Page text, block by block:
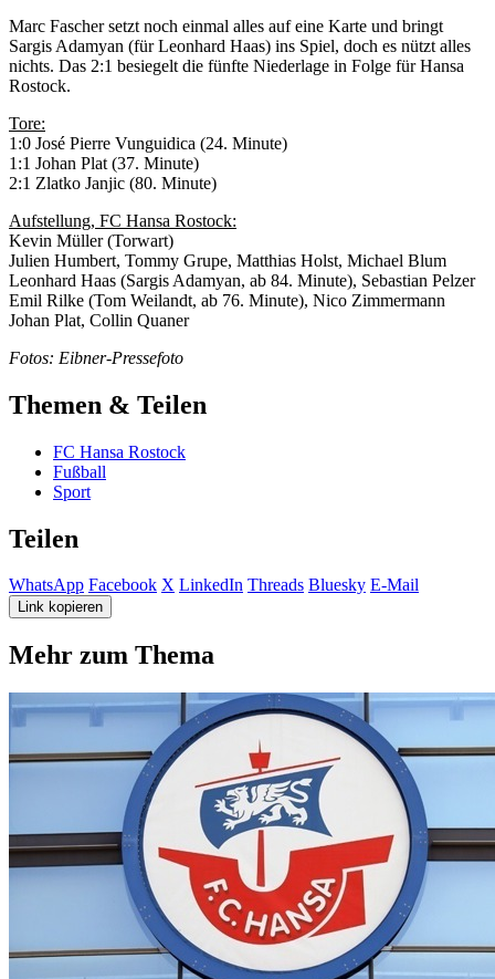
Marc Fascher setzt noch einmal alles auf eine Karte und bringt
Sargis Adamyan (für Leonhard Haas) ins Spiel, doch es nützt alles
nichts. Das 2:1 besiegelt die fünfte Niederlage in Folge für Hansa
Rostock.
Tore:
1:0 José Pierre Vunguidica (24. Minute)
1:1 Johan Plat (37. Minute)
2:1 Zlatko Janjic (80. Minute)
Aufstellung, FC Hansa Rostock:
Kevin Müller (Torwart)
Julien Humbert, Tommy Grupe, Matthias Holst, Michael Blum
Leonhard Haas (Sargis Adamyan, ab 84. Minute), Sebastian Pelzer
Emil Rilke (Tom Weilandt, ab 76. Minute), Nico Zimmermann
Johan Plat, Collin Quaner
Fotos: Eibner-Pressefoto
Themen & Teilen
FC Hansa Rostock
Fußball
Sport
Teilen
WhatsApp Facebook X LinkedIn Threads Bluesky E-Mail
Link kopieren
Mehr zum Thema